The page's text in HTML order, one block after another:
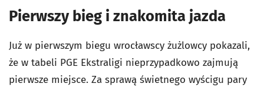
Pierwszy bieg i znakomita jazda
Już w pierwszym biegu wrocławscy żużlowcy pokazali,
że w tabeli PGE Ekstraligi nieprzypadkowo zajmują
pierwsze miejsce. Za sprawą świetnego wyścigu pary